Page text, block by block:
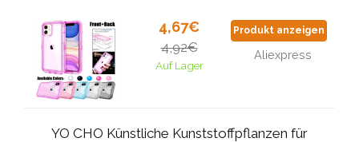
4,67€
4,92€
Auf Lager
Produkt anzeigen
Aliexpress
YO CHO Künstliche Kunststoffpflanzen für